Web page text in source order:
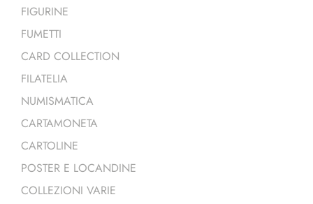
FIGURINE
FUMETTI
CARD COLLECTION
FILATELIA
NUMISMATICA
CARTAMONETA
CARTOLINE
POSTER E LOCANDINE
COLLEZIONI VARIE